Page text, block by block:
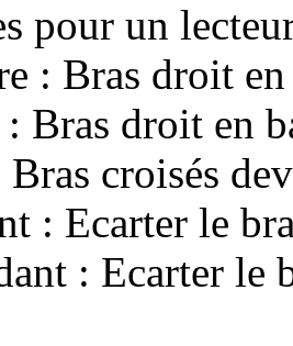
pour un
: Bras droit
: Bras droit en
croisés
: Ecarter le
: Ecarter le